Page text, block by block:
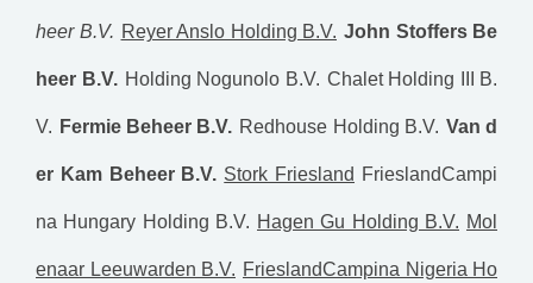
heer B.V. Reyer Anslo Holding B.V. John Stoffers Be
heer B.V. Holding Nogunolo B.V. Chalet Holding III B.
V. Fermie Beheer B.V. Redhouse Holding B.V. Van d
er Kam Beheer B.V. Stork Friesland FrieslandCampi
na Hungary Holding B.V. Hagen Gu Holding B.V. Mol
enaar Leeuwarden B.V. FrieslandCampina Nigeria Ho